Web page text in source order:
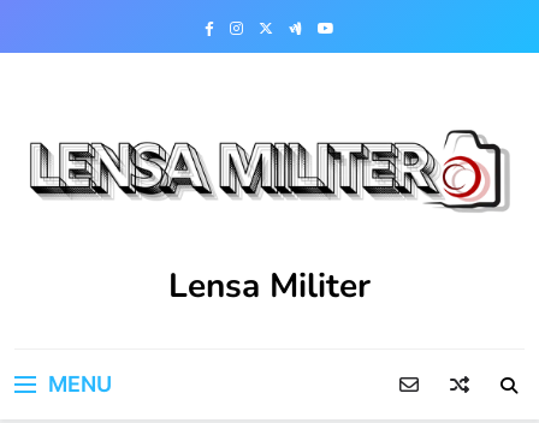
Lensa Militer
MENU